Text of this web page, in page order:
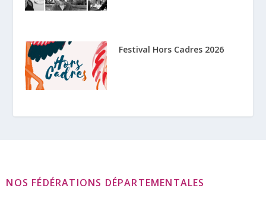
Festival Hors Cadres 2026
NOS FÉDÉRATIONS DÉPARTEMENTALES